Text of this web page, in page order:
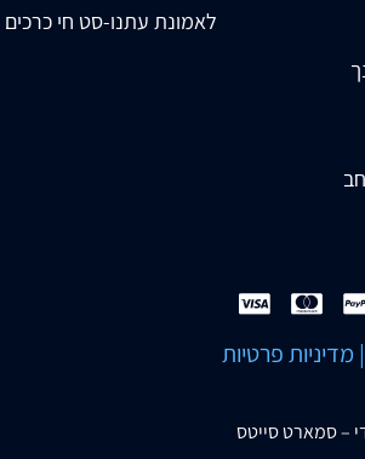
לאמונת עתנו-סט חי כרכים
| מדיניות פרטיות
–סמארט סייטס